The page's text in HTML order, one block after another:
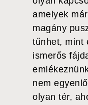
amelyek
magány
tűnhet, mint
ismerős
nem
olyan tér,